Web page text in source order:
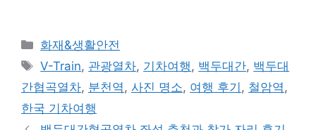
카
테
리
화재&생활안전
태
그
V-Train, 관광열차, 기차여행, 백두대간, 백두대
간협곡열차, 분천역, 사진 명소, 여행 후기 , 철암역,
한국 기차여행